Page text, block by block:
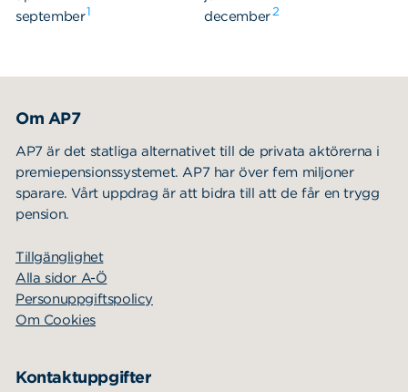
september1 december2
Om AP7
AP7 är det statliga alternativet till de privata aktörerna i
premiepensionssystemet. AP7 har över fem miljoner
sparare. Vårt uppdrag är att bidra till att de får en trygg
pension.
Tillgänglighet
Alla sidor A-Ö
Personuppgiftspolicy
Om Cookies
Kontaktuppgifter